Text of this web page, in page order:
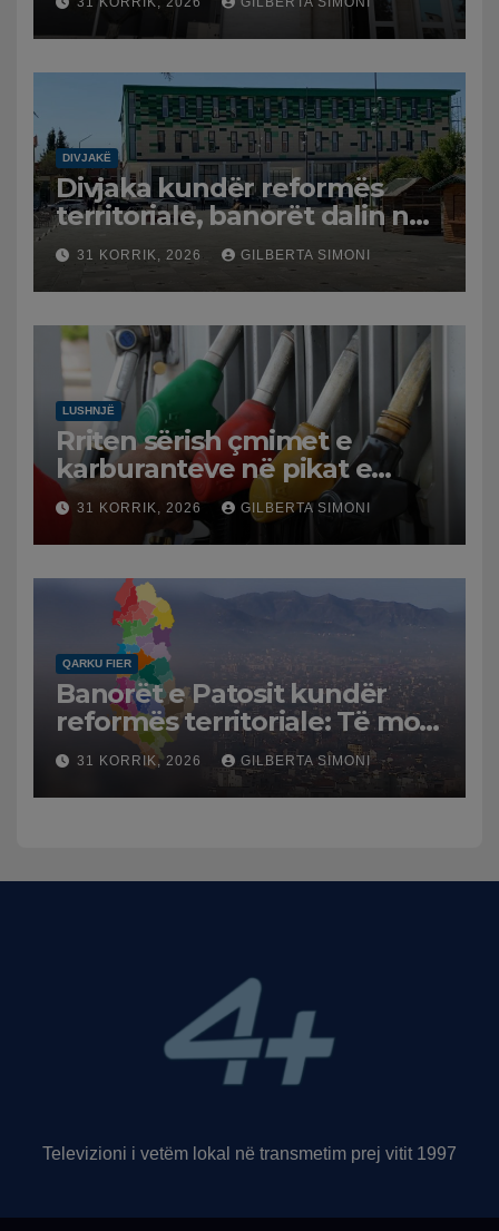
DIVJAKË
Divjaka kundër reformës
territoriale, banorët dalin në
protestë.
31 KORRIK, 2026 GILBERTA SIMONI
LUSHNJË
Rriten sërish çmimet e
karburanteve në pikat e
karburanteve në Lushnjë.
Tensionet në Lindjen e
Mesme shtrenjtojnë naftën
dhe benzinën në vend
31 KORRIK, 2026 GILBERTA SIMONI
QARKU FIER
Banorët e Patosit kundër
reformës territoriale: Të mos
humbasim identitetin e
qytetit
31 KORRIK, 2026 GILBERTA SIMONI
Televizioni i vetëm lokal në transmetim prej vitit 1997